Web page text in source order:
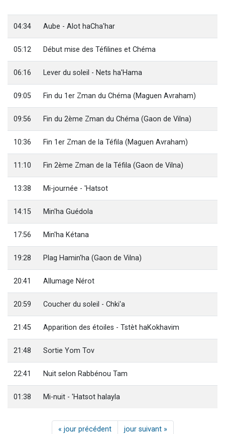
30 personnes viennent de faire un don pour Sauvez la jambe de Yohan
Il reste 49 places pour étudier en groupe sur Zoom
12 nouvelles musiques dans Torah-Box Music
04:34 Aube - Alot haCha'har
05:12 Début mise des Téfilines et Chéma
06:16 Lever du soleil - Nets ha'Hama
09:05 Fin du 1er Zman du Chéma (Maguen Avraham)
09:56 Fin du 2ème Zman du Chéma (Gaon de Vilna)
10:36 Fin 1er Zman de la Téfila (Maguen Avraham)
11:10 Fin 2ème Zman de la Téfila (Gaon de Vilna)
13:38 Mi-journée - 'Hatsot
14:15 Min'ha Guédola
17:56 Min'ha Kétana
19:28 Plag Hamin'ha (Gaon de Vilna)
20:41 Allumage Nérot
20:59 Coucher du soleil - Chki'a
21:45 Apparition des étoiles - Tstèt haKokhavim
21:48 Sortie Yom Tov
22:41 Nuit selon Rabbénou Tam
01:38 Mi-nuit - 'Hatsot halayla
« jour précédent jour suivant »